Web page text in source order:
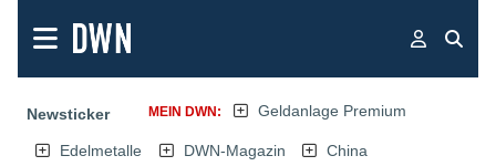
Newsticker MEIN DWN: Geldanlage Premium
Edelmetalle DWN-Magazin China